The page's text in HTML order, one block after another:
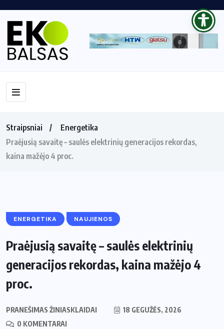
Straipsniai
Energetika
Praėjusią savaitę – saulės elektrinių generacijos rekordas,
kaina mažėjo 4 proc.
ENERGETIKA NAUJIENOS
Praėjusią savaitę – saulės elektrinių
generacijos rekordas, kaina mažėjo 4
proc.
PRANEŠIMAS ŽINIASKLAIDAI
18 GEGUŽĖS, 2026
0 KOMENTARAI